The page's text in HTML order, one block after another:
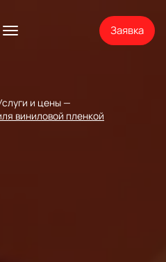
Заявка
и цены
виниловой пленкой